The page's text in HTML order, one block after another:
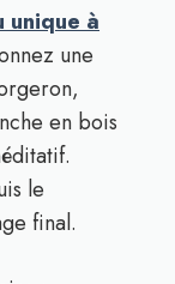
unique à
une
en bois
le
final.